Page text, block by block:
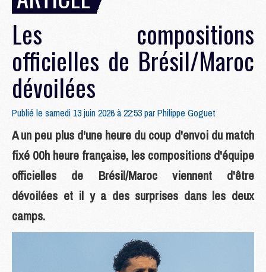
Les compositions
officielles de Brésil/Maroc
dévoilées
Publié le samedi 13 juin 2026 à 22:53 parPhilippe Goguet
A un peu plus d'une heure du coup d'envoi du match
fixé 00h heure française, les compositions d'équipe
officielles de Brésil/Maroc viennent d'être
dévoilées et il y a des surprises dans les deux
camps.